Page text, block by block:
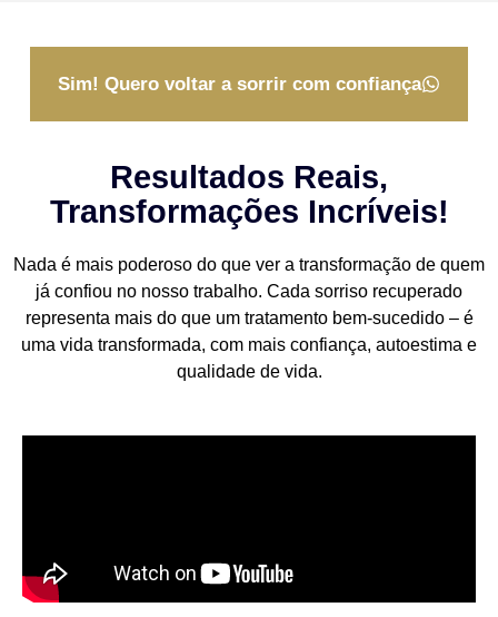
Sim! Quero voltar a sorrir com confiança
Resultados Reais,
Transformações Incríveis!
Nada é mais poderoso do que ver a transformação de quem
já confiou no nosso trabalho. Cada sorriso recuperado
representa mais do que um tratamento bem-sucedido – é
uma vida transformada, com mais confiança, autoestima e
qualidade de vida.